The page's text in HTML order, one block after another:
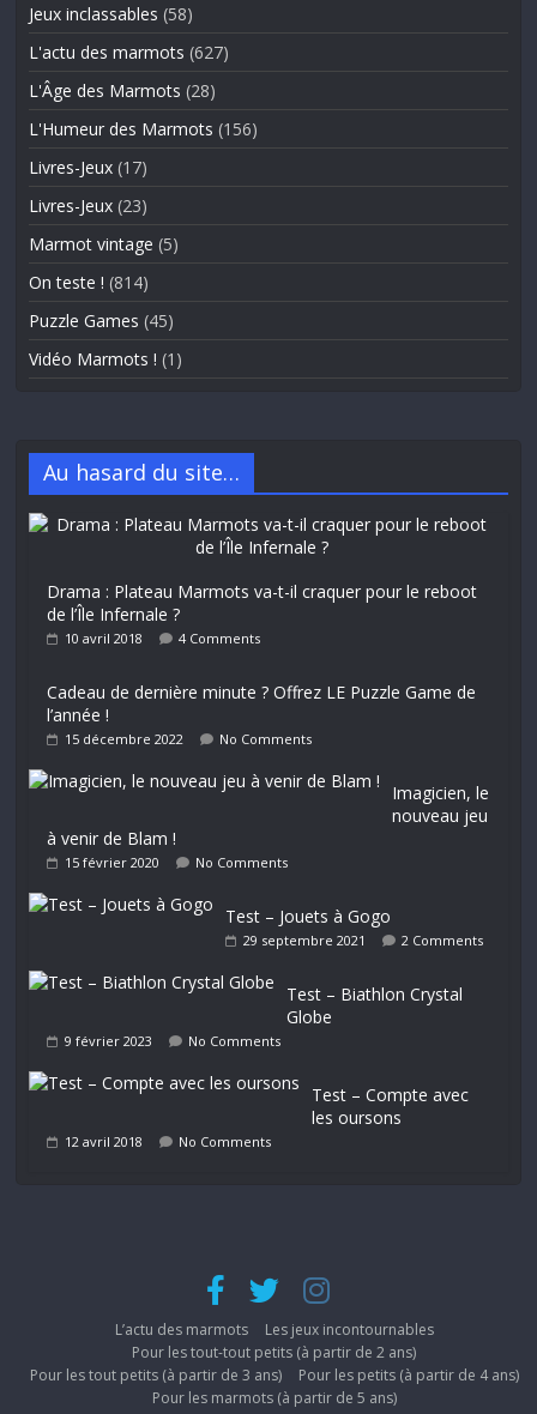
Jeux inclassables (58)
L'actu des marmots (627)
L'Âge des Marmots (28)
L'Humeur des Marmots (156)
Livres-Jeux (17)
Livres-Jeux (23)
Marmot vintage (5)
On teste ! (814)
Puzzle Games (45)
Vidéo Marmots ! (1)
Au hasard du site…
Drama : Plateau Marmots va-t-il craquer pour le reboot
de l’Île Infernale ?
10 avril 2018 4 Comments
Cadeau de dernière minute ? Offrez LE Puzzle Game de
l’année !
15 décembre 2022 No Comments
Imagicien, le
nouveau jeu
à venir de Blam !
15 février 2020 No Comments
Test – Jouets à Gogo
29 septembre 2021 2 Comments
Test – Biathlon Crystal
Globe
9 février 2023 No Comments
Test – Compte avec
les oursons
12 avril 2018 No Comments
L’actu des marmots
Les jeux incontournables
Pour les tout-tout petits (à partir de 2 ans)
Pour les tout petits (à partir de 3 ans)
Pour les petits (à partir de 4 ans)
Pour les marmots (à partir de 5 ans)